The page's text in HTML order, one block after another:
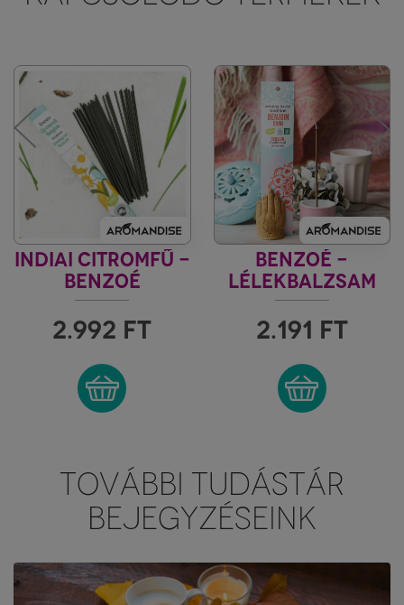
INDIAI CITROMFŰ -
BENZOÉ
HERBOSENSE
2.992 FT
BENZOÉ -
LÉLEKBALZSAM
INDIA VILÁGA
2.191 FT
TOVÁBBI TUDÁSTÁR
BEJEGYZÉSEINK